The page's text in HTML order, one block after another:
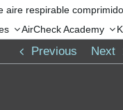
aire respirable comprimido
AirCheck Academy
Previous Next